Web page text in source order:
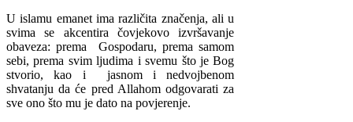
U islamu emanet ima različita značenja, ali u
svima se akcentira čovjekovo izvršavanje
obaveza: prema Gospodaru, prema samom
sebi, prema svim ljudima i svemu što je Bog
stvorio, kao i jasnom i nedvojbenom
shvatanju da će pred Allahom odgovarati za
sve ono što mu je dato na povjerenje.